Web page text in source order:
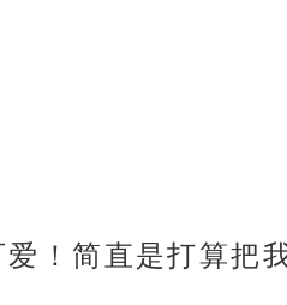
！简直是打算把